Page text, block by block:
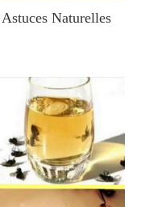
Naturelles